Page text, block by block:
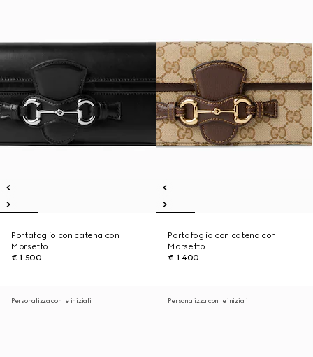
Portafoglio con catena con
Morsetto
€ 1.500
Portafoglio con catena con
Morsetto
€ 1.400
Personalizza con le iniziali Personalizza con le iniziali